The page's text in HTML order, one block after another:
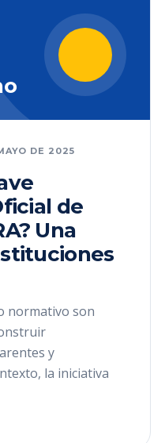
DE 2025
de
Una
normativo son
y
la iniciativa